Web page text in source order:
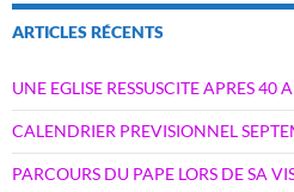
ARTICLES RÉCENTS
UNE EGLISE RESSUSCITE APRES 40
CALENDRIER PREVISIONNEL
PARCOURS DU PAPE LORS DE SA